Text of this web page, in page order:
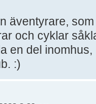
äventyrare,
och cyklar
en del
:)